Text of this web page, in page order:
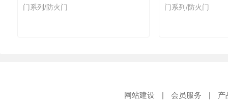
门系列/防火门 门系列/防火门
网站建设 | 会员服务 | 产